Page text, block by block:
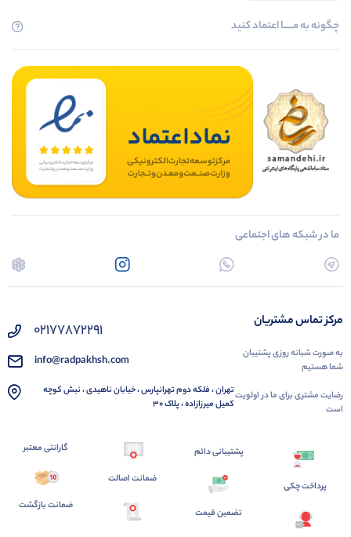
چگونه به مــــــا اعتماد کنید
ما در شبکه های اجتماعی
مرکز تماس مشتریان
به صورت شبانه روزی پشتیبان
شما هستیم
رضایت مشتری برای ما در اولویت
است
02177872291
info@radpakhsh.com
تهران ، فلکه دوم تهرانپارس ، خیابان ناهیدی ، نبش کوچه
کمیل میرزازاده ، پلاک 30
پرداخت چکی
پشتیبانی دائم
تضمین قیمت
ضمانت اصالت
گارانتی معتبر
ضمانت بازگشت